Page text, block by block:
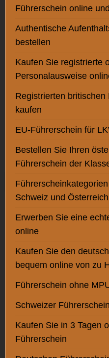
Führerschein online
Authentische
bestellen
Kaufen Sie registrierte
Personalausweise
Registrierten
kaufen
EU-Führerschein für
Bestellen Sie Ihren
Führerschein der
Schweiz und
Erwerben Sie eine
online
Kaufen Sie den
bequem online von zu
Führerschein ohne
Schweizer
Kaufen Sie in 3 Tagen
Führerschein
WhatsApp-Nummer
Kommentar oder Nachricht
Einreichen
Über Uns
Führerschein ohne Prüfung
Schweizer Führerschein
österreichischen Führerschein-
Legalen Polnischen Führerschein
EU-Führerschein für LKW kaufen
Unsere Dokumente
Schulabschluss-Diplom-Abitur
Original Express-Reisepass